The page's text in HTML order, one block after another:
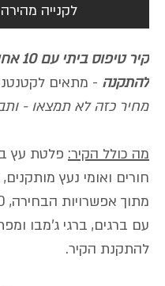
לקנייה מהירה
קיר
להתקנה - מתאים
מחיר כזה לא תמצאו -
מה כולל הקיר:
חורים ואומי נעץ
עם ברגים, ברגי ג'מבו
להתקנת הקיר.